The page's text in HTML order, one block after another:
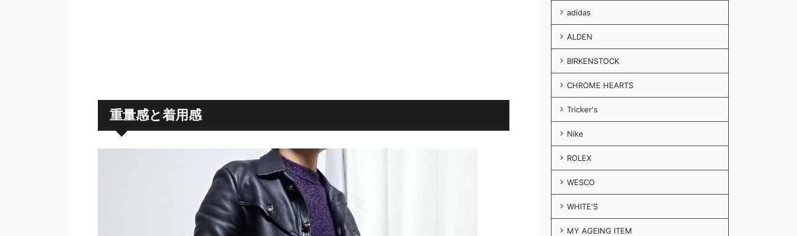
重量感と着用感
adidas
ALDEN
BIRKENSTOCK
CHROME HEARTS
Tricker's
Nike
ROLEX
WESCO
WHITE'S
MY AGEING ITEM